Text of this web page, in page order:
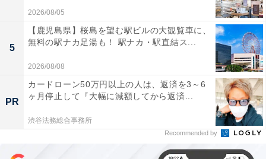
2026/08/05
5
【鹿児島県】桜島を望む駅ビルの大観覧車に、
無料の駅ナカ足湯も！ 駅ナカ・駅直結ス...
2026/08/08
PR
カードローン50万円以上の人は、返済を3～6
ヶ月停止して『大幅に減額してから返済...
渋谷法務総合事務所
Recommended by